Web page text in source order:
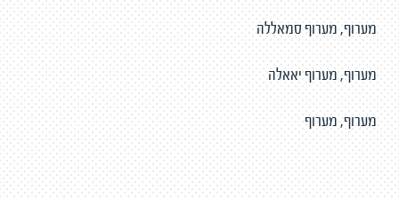
מערוף, מערוף סמאללה
מערוף, מערוף יאאלה
מערוף, מערוף